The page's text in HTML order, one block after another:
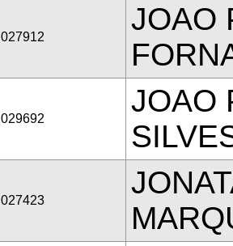
027912
JOAO
029692
JOAO
027423